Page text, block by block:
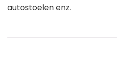
autostoelen enz.